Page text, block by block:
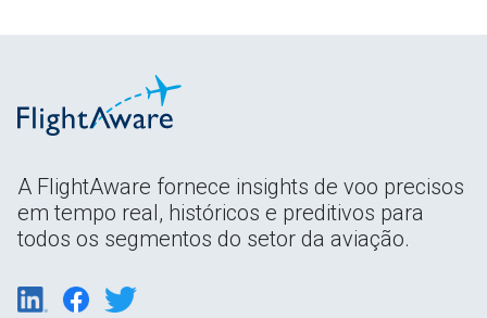
A FlightAware fornece insights de voo precisos
em tempo real, históricos e preditivos para
todos os segmentos do setor da aviação.